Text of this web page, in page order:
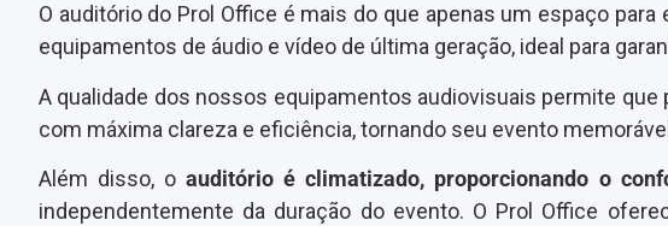
O auditório do Prol Office é mais do que apenas um espaço
equipamentos de áudio e vídeo de última geração, ideal para
A qualidade dos nossos equipamentos audiovisuais permite
com máxima clareza e eficiência, tornando seu evento
Além disso, oauditório é climatizado, proporcionando o
independentemente da duração do evento. O Prol Office